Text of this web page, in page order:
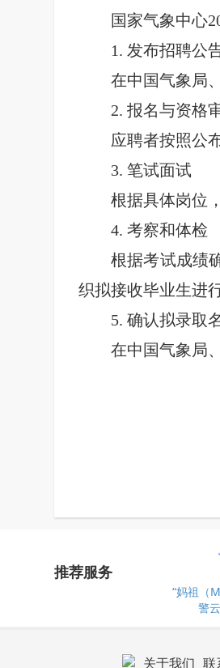
国家气象中心
1. 发布招聘公
在中国气象局
2. 报名与资格
应聘者按照公
3. 笔试面试
根据具体岗位
4. 考察和体检
根据考试成绩
织拟接收毕业生进
5. 确认拟录取
在中国气象局
推荐服务
“妈祖（
警
关于我们 联